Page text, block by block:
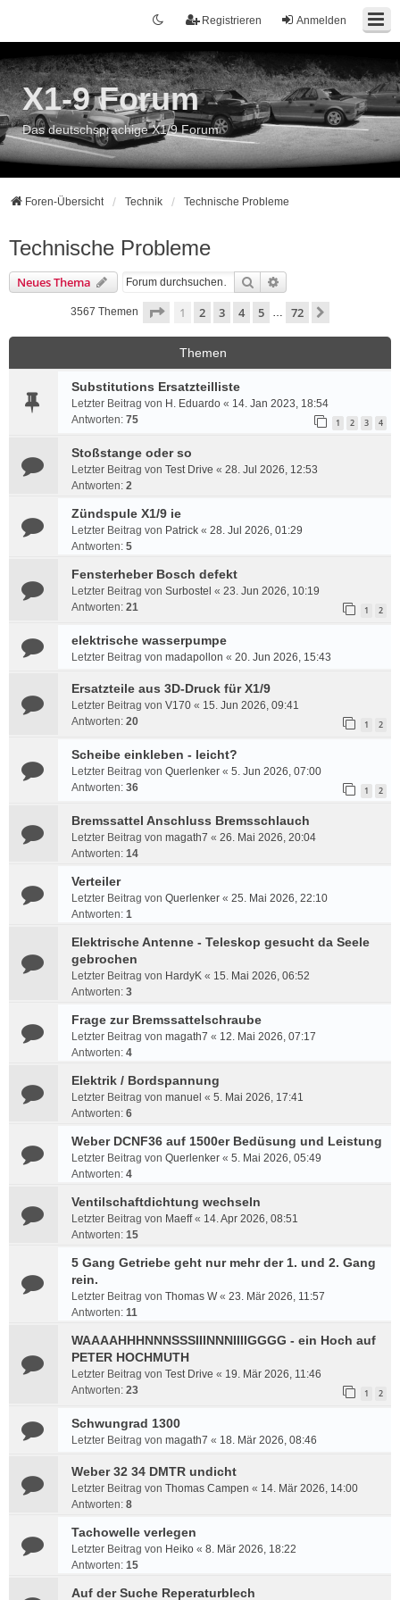
Anmelden
Registrieren
X1-9 Forum
Das deutschsprachige X1/9 Forum
Foren-Übersicht Technik Technische Probleme
Technische Probleme
Neues Thema Suche
3567 Themen Seite 1von 72
1 2 3 4 5 … 72
Themen
Substitutions Ersatzteilliste
Letzter Beitrag von H. Eduardo « 14. Jan 2023, 18:54
Antworten: 75 1 2 3 4
Stoßstange oder so
Letzter Beitrag von Test Drive « 28. Jul 2026, 12:53
Antworten: 2
Zündspule X1/9 ie
Letzter Beitrag von Patrick « 28. Jul 2026, 01:29
Antworten: 5
Fensterheber Bosch defekt
Letzter Beitrag von Surbostel « 23. Jun 2026, 10:19
Antworten: 21 1 2
elektrische wasserpumpe
Letzter Beitrag von madapollon « 20. Jun 2026, 15:43
Ersatzteile aus 3D-Druck für X1/9
Letzter Beitrag von V170 « 15. Jun 2026, 09:41
Antworten: 20 1 2
Scheibe einkleben - leicht?
Letzter Beitrag von Querlenker « 5. Jun 2026, 07:00
Antworten: 36 1 2
Bremssattel Anschluss Bremsschlauch
Letzter Beitrag von magath7 « 26. Mai 2026, 20:04
Antworten: 14
Verteiler
Letzter Beitrag von Querlenker « 25. Mai 2026, 22:10
Antworten: 1
Elektrische Antenne - Teleskop gesucht da Seele
gebrochen
Letzter Beitrag von HardyK « 15. Mai 2026, 06:52
Antworten: 3
Frage zur Bremssattelschraube
Letzter Beitrag von magath7 « 12. Mai 2026, 07:17
Antworten: 4
Elektrik / Bordspannung
Letzter Beitrag von manuel « 5. Mai 2026, 17:41
Antworten: 6
Weber DCNF36 auf 1500er Bedüsung und Leistung
Letzter Beitrag von Querlenker « 5. Mai 2026, 05:49
Antworten: 4
Ventilschaftdichtung wechseln
Letzter Beitrag von Maeff« 14. Apr 2026, 08:51
Antworten: 15
5 Gang Getriebe geht nur mehr der 1. und 2. Gang
rein.
Letzter Beitrag von Thomas W« 23. Mär 2026, 11:57
Antworten: 11
WAAAAHHHNNNSSSIIINNNIIIIGGGG - ein Hoch auf
PETER HOCHMUTH
Letzter Beitrag von Test Drive « 19. Mär 2026, 11:46
Antworten: 23 1 2
Schwungrad 1300
Letzter Beitrag von magath7 « 18. Mär 2026, 08:46
Weber 32 34 DMTR undicht
Letzter Beitrag von Thomas Campen « 14. Mär 2026, 14:00
Antworten: 8
Tachowelle verlegen
Letzter Beitrag von Heiko « 8. Mär 2026, 18:22
Antworten: 15
Auf der Suche Reperaturblech